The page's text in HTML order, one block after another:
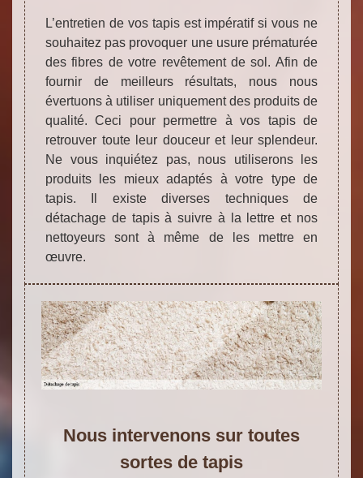
L’entretien de vos tapis est impératif si vous ne
souhaitez pas provoquer une usure prématurée
des fibres de votre revêtement de sol. Afin de
fournir de meilleurs résultats, nous nous
évertuons à utiliser uniquement des produits de
qualité. Ceci pour permettre à vos tapis de
retrouver toute leur douceur et leur splendeur.
Ne vous inquiétez pas, nous utiliserons les
produits les mieux adaptés à votre type de
tapis. Il existe diverses techniques de
détachage de tapis à suivre à la lettre et nos
nettoyeurs sont à même de les mettre en
œuvre.
Nous intervenons sur toutes
sortes de tapis